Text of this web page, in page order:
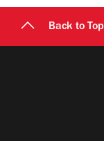
Back to Top